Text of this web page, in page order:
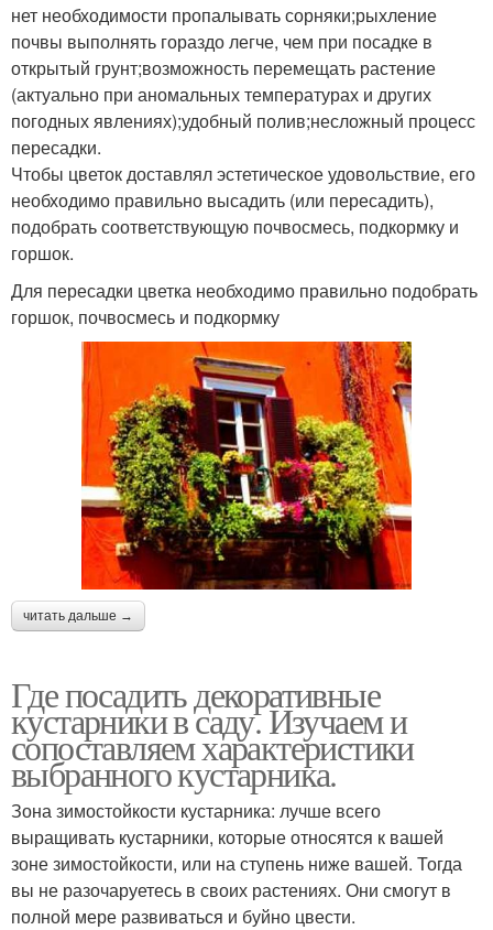
нет необходимости пропалывать сорняки;рыхление
почвы выполнять гораздо легче, чем при посадке в
открытый грунт;возможность перемещать растение
(актуально при аномальных температурах и других
погодных явлениях);удобный полив;несложный процесс
пересадки.
Чтобы цветок доставлял эстетическое удовольствие, его
необходимо правильно высадить (или пересадить),
подобрать соответствующую почвосмесь, подкормку и
горшок.
Для пересадки цветка необходимо правильно подобрать
горшок, почвосмесь и подкормку
читать дальше →
Где посадить декоративные
кустарники в саду. Изучаем и
сопоставляем характеристики
выбранного кустарника.
Зона зимостойкости кустарника: лучше всего
выращивать кустарники, которые относятся к вашей
зоне зимостойкости, или на ступень ниже вашей. Тогда
вы не разочаруетесь в своих растениях. Они смогут в
полной мере развиваться и буйно цвести.